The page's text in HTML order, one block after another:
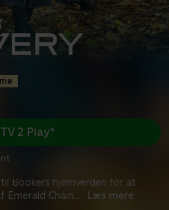
Bookers hjemverden for at
Emerald Chain.... Læs mere
2 Play*